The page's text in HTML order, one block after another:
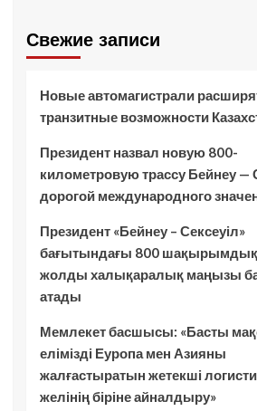
Свежие записи
Новые автомагистрали
транзитные возможности
Президент назвал новую 800-
километровую трассу Бейнеу —
дорогой международного
Президент «Бейнеу – Сексеуіл»
бағытындағы 800
жолды халықаралық маңызы
атады
Мемлекет басшысы: «Басты
елімізді Еуропа мен Азияны
жалғастыратын жетекші
желінің біріне айналдыру»